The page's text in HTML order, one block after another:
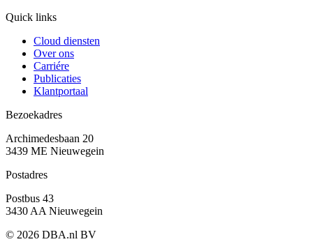
Quick links
Cloud diensten
Over ons
Carriére
Publicaties
Klantportaal
Bezoekadres
Archimedesbaan 20
3439 ME Nieuwegein
Postadres
Postbus 43
3430 AA Nieuwegein
© 2026 DBA.nl BV